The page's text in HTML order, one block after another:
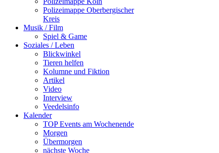
Polizeimappe Oberbergischer
Kreis
Musik / Film
Spiel & Game
Soziales / Leben
Blickwinkel
Tieren helfen
Kolumne und Fiktion
Artikel
Video
Interview
Veedelsinfo
Kalender
TOP Events am Wochenende
Morgen
Übermorgen
nächste Woche